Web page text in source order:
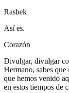
Rasbek
Así es.
Corazón
Divulgar, divulgar
Hermano, sabes
que hemos venido
en estos tiempos de